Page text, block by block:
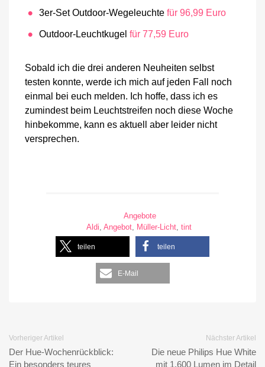
3er-Set Outdoor-Wegeleuchte für 96,99 Euro
Outdoor-Leuchtkugel für 77,59 Euro
Sobald ich die drei anderen Neuheiten selbst
testen konnte, werde ich mich auf jeden Fall noch
einmal bei euch melden. Ich hoffe, dass ich es
zumindest beim Leuchtstreifen noch diese Woche
hinbekomme, kann es aktuell aber leider nicht
versprechen.
Angebote
Aldi, Angebot, Müller-Licht, tint
teilen teilen
E-Mail
Vorheriger Artikel
Der Hue-Wochenrückblick:
Ein besonders teures
Nächster Artikel
Die neue Philips Hue White
mit 1.600 Lumen im Detail